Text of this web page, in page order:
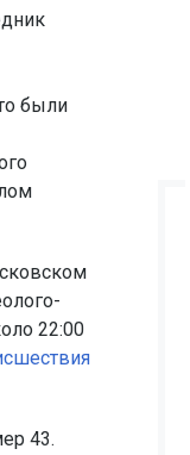
были
22:00
43.